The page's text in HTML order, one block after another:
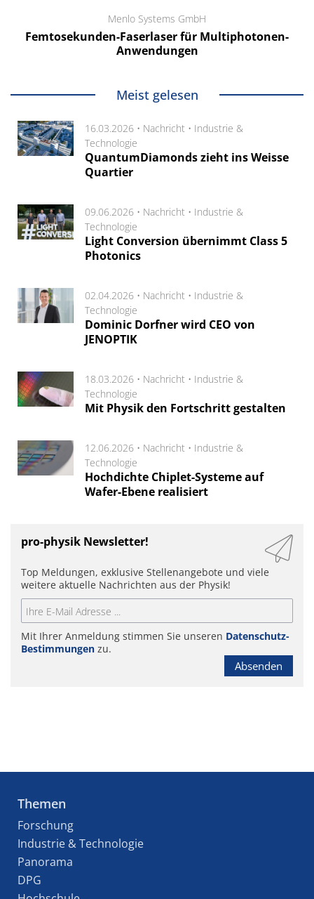
Menlo Systems GmbH
Femtosekunden-Faserlaser für Multiphotonen-
Anwendungen
Meist gelesen
16.03.2026 • Nachricht • Industrie &
Technologie
QuantumDiamonds zieht ins Weisse
Quartier
09.06.2026 • Nachricht • Industrie &
Technologie
Light Conversion übernimmt Class 5
Photonics
02.04.2026 • Nachricht • Industrie &
Technologie
Dominic Dorfner wird CEO von
JENOPTIK
18.03.2026 • Nachricht • Industrie &
Technologie
Mit Physik den Fortschritt gestalten
12.06.2026 • Nachricht • Industrie &
Technologie
Hochdichte Chiplet-Systeme auf
Wafer-Ebene realisiert
pro-physik Newsletter!
Top Meldungen, exklusive Stellenangebote und viele
weitere aktuelle Nachrichten aus der Physik!
Mit Ihrer Anmeldung stimmen Sie unseren Datenschutz-
Bestimmungen zu.
Absenden
Themen
Forschung
Industrie & Technologie
Panorama
DPG